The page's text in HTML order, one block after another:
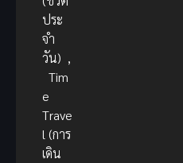
ประ
จำ
วัน) ,
Tim
e
Trave
l (การ
เดิน